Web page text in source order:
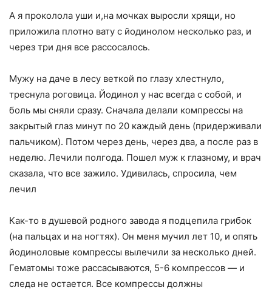
А я проколола уши и,на мочках выросли хрящи, но
приложила плотно вату с йодинолом несколько раз, и
через три дня все рассосалось.
Мужу на даче в лесу веткой по глазу хлестнуло,
треснула роговица. Йодинол у нас всегда с собой, и
боль мы сняли сразу. Сначала делали компрессы на
закрытый глаз минут по 20 каждый день (придерживали
пальчиком). Потом через день, через два, а после раз в
неделю. Лечили полгода. Пошел муж к глазному, и врач
сказала, что все зажило. Удивилась, спросила, чем
лечил
Как-то в душевой родного завода я подцепила грибок
(на пальцах и на ногтях). Он меня мучил лет 10, и опять
йодиноловые компрессы вылечили за несколько дней.
Гематомы тоже рассасываются, 5-6 компрессов — и
следа не остается. Все компрессы должны